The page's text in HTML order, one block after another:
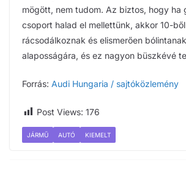
mögött, nem tudom. Az biztos, hogy ha
csoport halad el mellettünk, akkor 10-
rácsodálkoznak és elismerően
alaposságára, és ez nagyon büszkévé
Forrás: Audi Hungaria / sajtóközlemény
Post Views: 176
JÁRMŰ AUTÓ KIEMELT